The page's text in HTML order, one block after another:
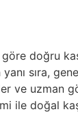
doğru
sıra,
uzman
ile doğal